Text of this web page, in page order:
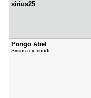
sirius25
Pongo Abel
Simius rex mundi